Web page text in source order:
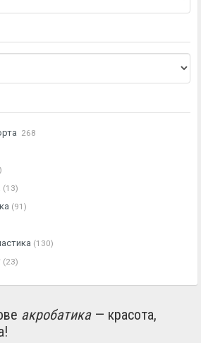
268
(13)
(91)
(130)
(23)
акробатика— красота,